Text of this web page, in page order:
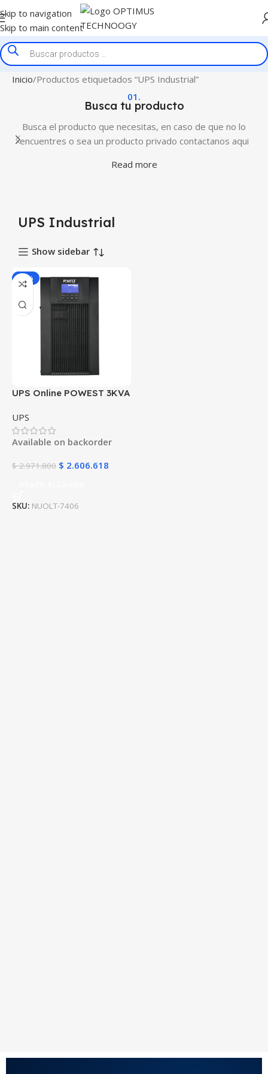
Skip to navigation
Skip to main content
Inicio Productos etiquetados “UPS Industrial”
01.
Busca tu producto
Busca el producto que necesitas, en caso de que no lo
encuentres o sea un producto privado contactanos aqui
Read more
UPS Industrial
Show sidebar
-12%
UPS Online POWEST 3KVA
2400W | DSP | Estándar
Europeo 220V
UPS
Available on backorder
$2.971.800 $ 2.606.618
SKU: NUOLT-7406